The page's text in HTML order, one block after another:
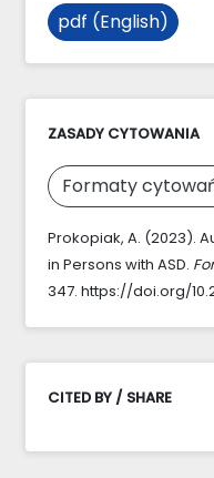
pdf (English)
ZASADY CYTOWANIA
Formaty
Prokopiak, A. (2023).
in Persons with ASD.
347. https://doi.org/
CITED BY / SHARE